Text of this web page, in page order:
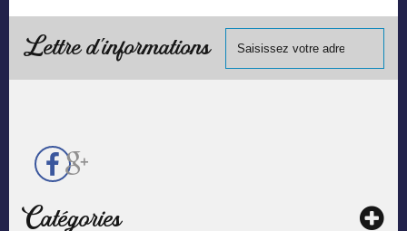
Visa, ...) et
Lettre d'informations
Catégories